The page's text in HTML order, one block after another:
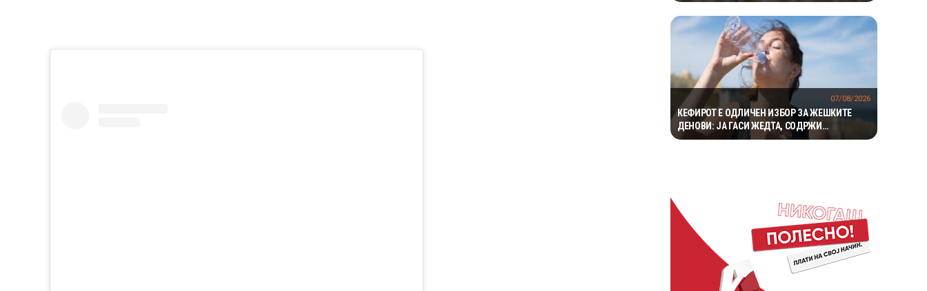
КЕФИРОТ Е ОДЛИЧЕН ИЗБОР ЗА ЖЕШКИТЕ
ДЕНОВИ: ЈА ГАСИ ЖЕДТА, СОДРЖИ
ЕЛЕКТРОЛИТИ И ПРИДОНЕСУВА ЗА ЗДРАВА
07/08/2026